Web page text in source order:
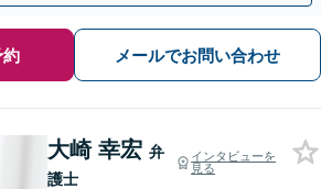
メールでお問い合わせ
大崎 幸宏 弁
護士
インタビューを
見る